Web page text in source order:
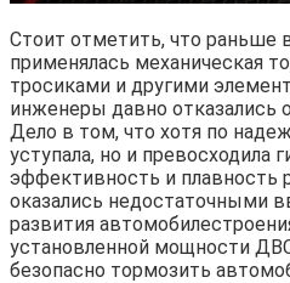
Стоит отметить, что раньше
применялась механическая
тросиками и другими
инженеры давно отказались
Дело в том, что хотя по
уступала, но и превосходила
эффективность и плавность
оказались недостаточными
развития
установленной мощности
безопасно тормозить